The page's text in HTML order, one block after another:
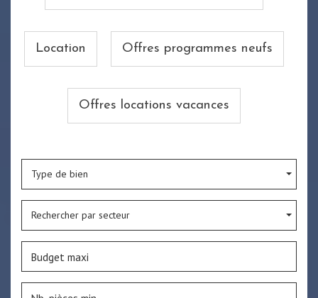
Location Offres programmes neufs
Offres locations vacances
Type de bien
Rechercher par secteur